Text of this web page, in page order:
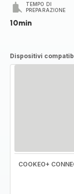
TEMPO DI
PREPARAZIONE
10min
Dispositivi
COOKEO+